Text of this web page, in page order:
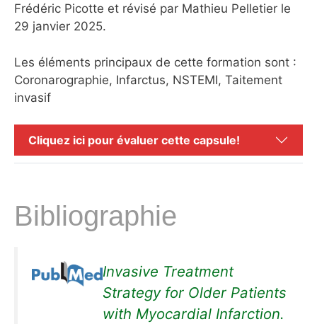
Frédéric Picotte et révisé par Mathieu Pelletier le
29 janvier 2025.
Les éléments principaux de cette formation sont :
Coronarographie, Infarctus, NSTEMI, Taitement
invasif
Cliquez ici pour évaluer cette capsule!
Bibliographie
Invasive Treatment
Strategy for Older Patients
with Myocardial Infarction.